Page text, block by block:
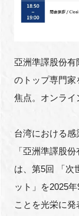
亞洲準譯股份有
のトップ専門家
焦点。オンライ
台湾における
「亞洲準譯股
は、第5回 「次
ット」を2025
ことを光栄に